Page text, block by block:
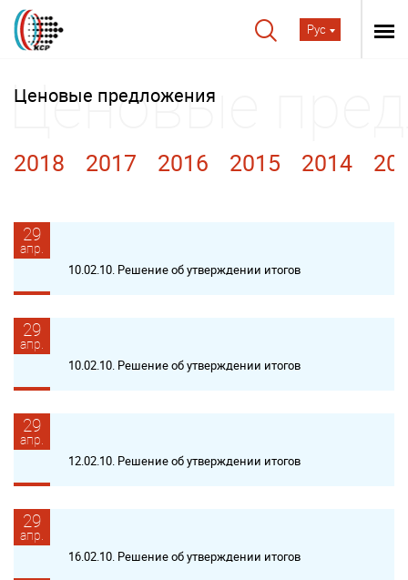
Рус
Ценовые предложения
2018 2017 2016 2015 2014
29
апр.
10.02.10. Решение об утверждении итогов
29
апр.
10.02.10. Решение об утверждении итогов
29
апр.
12.02.10. Решение об утверждении итогов
29
апр.
16.02.10. Решение об утверждении итогов